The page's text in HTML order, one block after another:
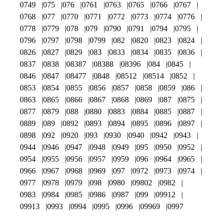
0749
075 076 0761 0763 0765 0766
0767
0768
077 0770 0771 0772 0773 0774
0776
0778
0779 078 079 0790 0791 0794
0795
0796
0797 0798 0799 082 0820 0823
0824
0826
0827 0829 083 0833 0834 0835
0836
0837
0838 08387 08388 08396 084
0845
0846
0847 08477 0848 08512 08514
0852
0853
0854 0855 0856 0857 0858 0859
086
0863
0865 0866 0867 0868 0869 087
0875
0877
0879 088 0880 0883 0884 0885
0887
0889
089 0892 0893 0894 0895 0896
0897
0898
092 0920 093 0930 0940 0942
0943
0944
0946 0947 0948 0949 095 0950
0952
0954
0955 0956 0957 0959 096 0964
0965
0966
0967 0968 0969 097 0972 0973
0974
0977
0978 0979 098 0980 09802
0982
0983
0984 0985 0986 0987 099
09912
09913
0993 0994 0995 0996 09969 0997